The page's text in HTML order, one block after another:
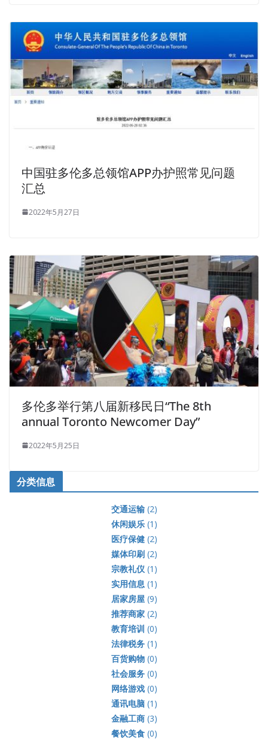
中国驻多伦多总领馆APP办护照常见问题
汇总
2022年5月27日
多伦多举行第八届新移民日“The 8th
annual Toronto Newcomer Day”
2022年5月25日
分类信息
交通运输(2)
休闲娱乐(1)
医疗保健(2)
媒体印刷(2)
宗教礼仪(1)
实用信息 (1)
居家房屋(9)
推荐商家(2)
教育培训 (0)
法律税务(1)
百货购物(0)
社会服务(0)
网络游戏(0)
通讯电脑(1)
金融工商(3)
餐饮美食(0)